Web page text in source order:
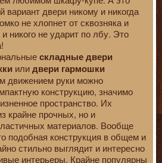
вариант двери никому и никогда
не хлопнет от сквозняка и
и никого не ударит по лбу. Это
складные двери
илидвери гармошки
движением руки можно
конструкцию, значимо
пространство. Их
крайне прочных, но и
материалов. Вообще
подобная конструкция в общем и
стильно выглядит и интересно
интерьеры. Крайне популярны